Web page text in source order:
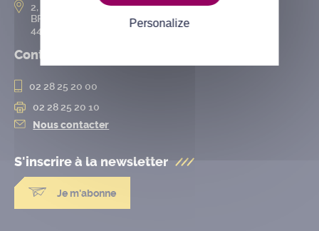
2, rue de l’Hôtel-de-Ville
BP 50167
44802 Saint-Herblain cedex
Contact
02 28 25 20 00
02 28 25 20 10
Nous contacter
S'inscrire à la newsletter
Je m'abonne
Personalize